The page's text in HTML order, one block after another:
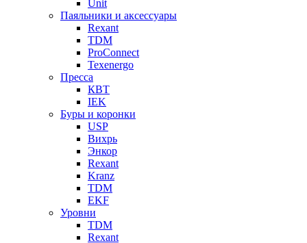
Unit
Паяльники и аксессуары
Rexant
TDM
ProConnect
Texenergo
Пресса
КВТ
IEK
Буры и коронки
USP
Вихрь
Энкор
Rexant
Kranz
TDM
EKF
Уровни
TDM
Rexant